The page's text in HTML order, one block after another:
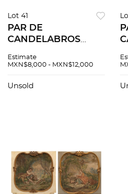
Lot 41
PAR DE
CANDELABROS
En bronce Para dos
orgánicos y
Estimate
MXN$8,000 - MXN$12,000
Unsold